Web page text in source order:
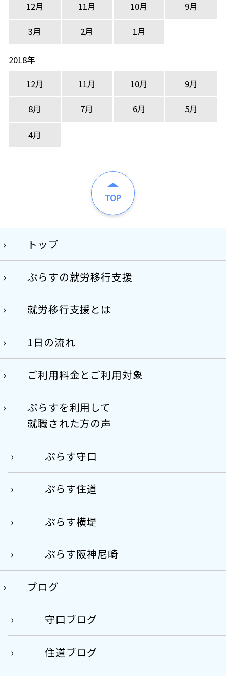
12月 11月 10月 9月
3月 2月 1月
2018年
12月
11月 10月 9月
8月 7月 6月 5月
4月
TOP
トップ
ぷらすの就労移行支援
就労移行支援とは
1日の流れ
ご利用料金とご利用対象
ぷらすを利用して
就職された方の声
ぷらす守口
ぷらす住道
ぷらす横堤
ぷらす阪神尼崎
ブログ
守口ブログ
住道ブログ